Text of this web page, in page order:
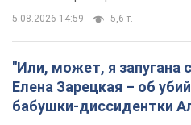
5.08.2026 14:59 5,6 т.
"Или, может, я запугана
Елена Зарецкая – об
бабушки-диссидентки